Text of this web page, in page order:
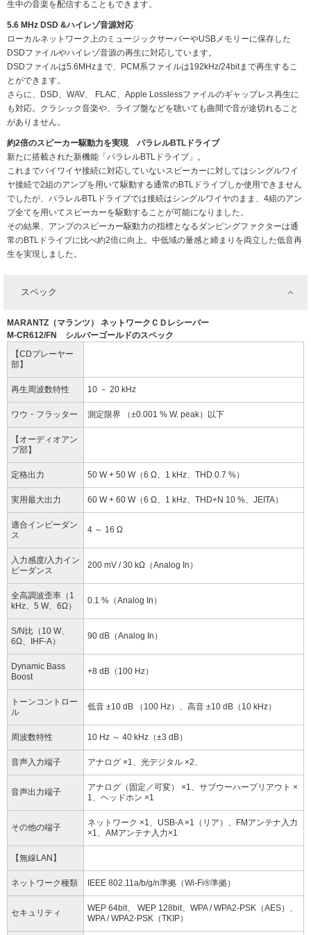
生中の音楽を配信することもできます。
5.6 MHz DSD &ハイレゾ音源対応
ローカルネットワーク上のミュージックサーバーやUSBメモリーに保存した
DSDファイルやハイレゾ音源の再生に対応しています。
DSDファイルは5.6MHzまで、PCM系ファイルは192kHz/24bitまで再生するこ
とができます。
さらに、DSD、WAV、 FLAC、Apple Losslessファイルのギャップレス再生に
も対応。クラシック音楽や、ライブ盤などを聴いても曲間で音が途切れること
がありません。
約2倍のスピーカー駆動力を実現 パラレルBTLドライブ
新たに搭載された新機能「パラレルBTLドライブ」。
これまでバイワイヤ接続に対応していないスピーカーに対してはシングルワイ
ヤ接続で2組のアンプを用いて駆動する通常のBTLドライブしか使用できません
でしたが、パラレルBTLドライブでは接続はシングルワイヤのまま、4組のアン
プ全てを用いてスピーカーを駆動することが可能になりました。
その結果、アンプのスピーカー駆動力の指標となるダンピングファクターは通
常のBTLドライブに比べ約2倍に向上。中低域の量感と締まりを両立した低音再
生を実現しました。
スペック
MARANTZ（マランツ） ネットワークＣＤレシーバー
M-CR612/FN シルバーゴールドのスペック
【CDプレーヤー
部】
再生周波数特性 10 － 20 kHz
ワウ・フラッター 測定限界 （±0.001 % W. peak）以下
【オーディオアン
プ部】
定格出力 50 W + 50 W（6 Ω、1 kHz、THD 0.7 %）
実用最大出力 60 W + 60 W（6 Ω、1 kHz、THD+N 10 %、JEITA）
適合インピーダン
ス
4 ～ 16 Ω
入力感度/入力イン
ピーダンス
200 mV / 30 kΩ（Analog In）
全高調波歪率（1
kHz、5 W、6Ω）
0.1 %（Analog In）
S/N比（10 W、
6Ω、IHF-A）
90 dB（Analog In）
Dynamic Bass
Boost
+8 dB（100 Hz）
トーンコントロー
ル
低音 ±10 dB （100 Hz）、高音 ±10 dB（10 kHz）
周波数特性 10 Hz ～ 40 kHz（±3 dB）
音声入力端子 アナログ ×1、光デジタル ×2、
音声出力端子
アナログ（固定／可変） ×1、サブウーハープリアウト ×
1、ヘッドホン ×1
その他の端子
ネットワーク ×1、USB-A ×1（リア）、FMアンテナ入力
×1、AMアンテナ入力×1
【無線LAN】
ネットワーク種類 IEEE 802.11a/b/g/n準拠（Wi-Fi®準拠）
セキュリティ
WEP 64bit、 WEP 128bit、WPA / WPA2-PSK（AES）、
WPA / WPA2-PSK（TKIP）